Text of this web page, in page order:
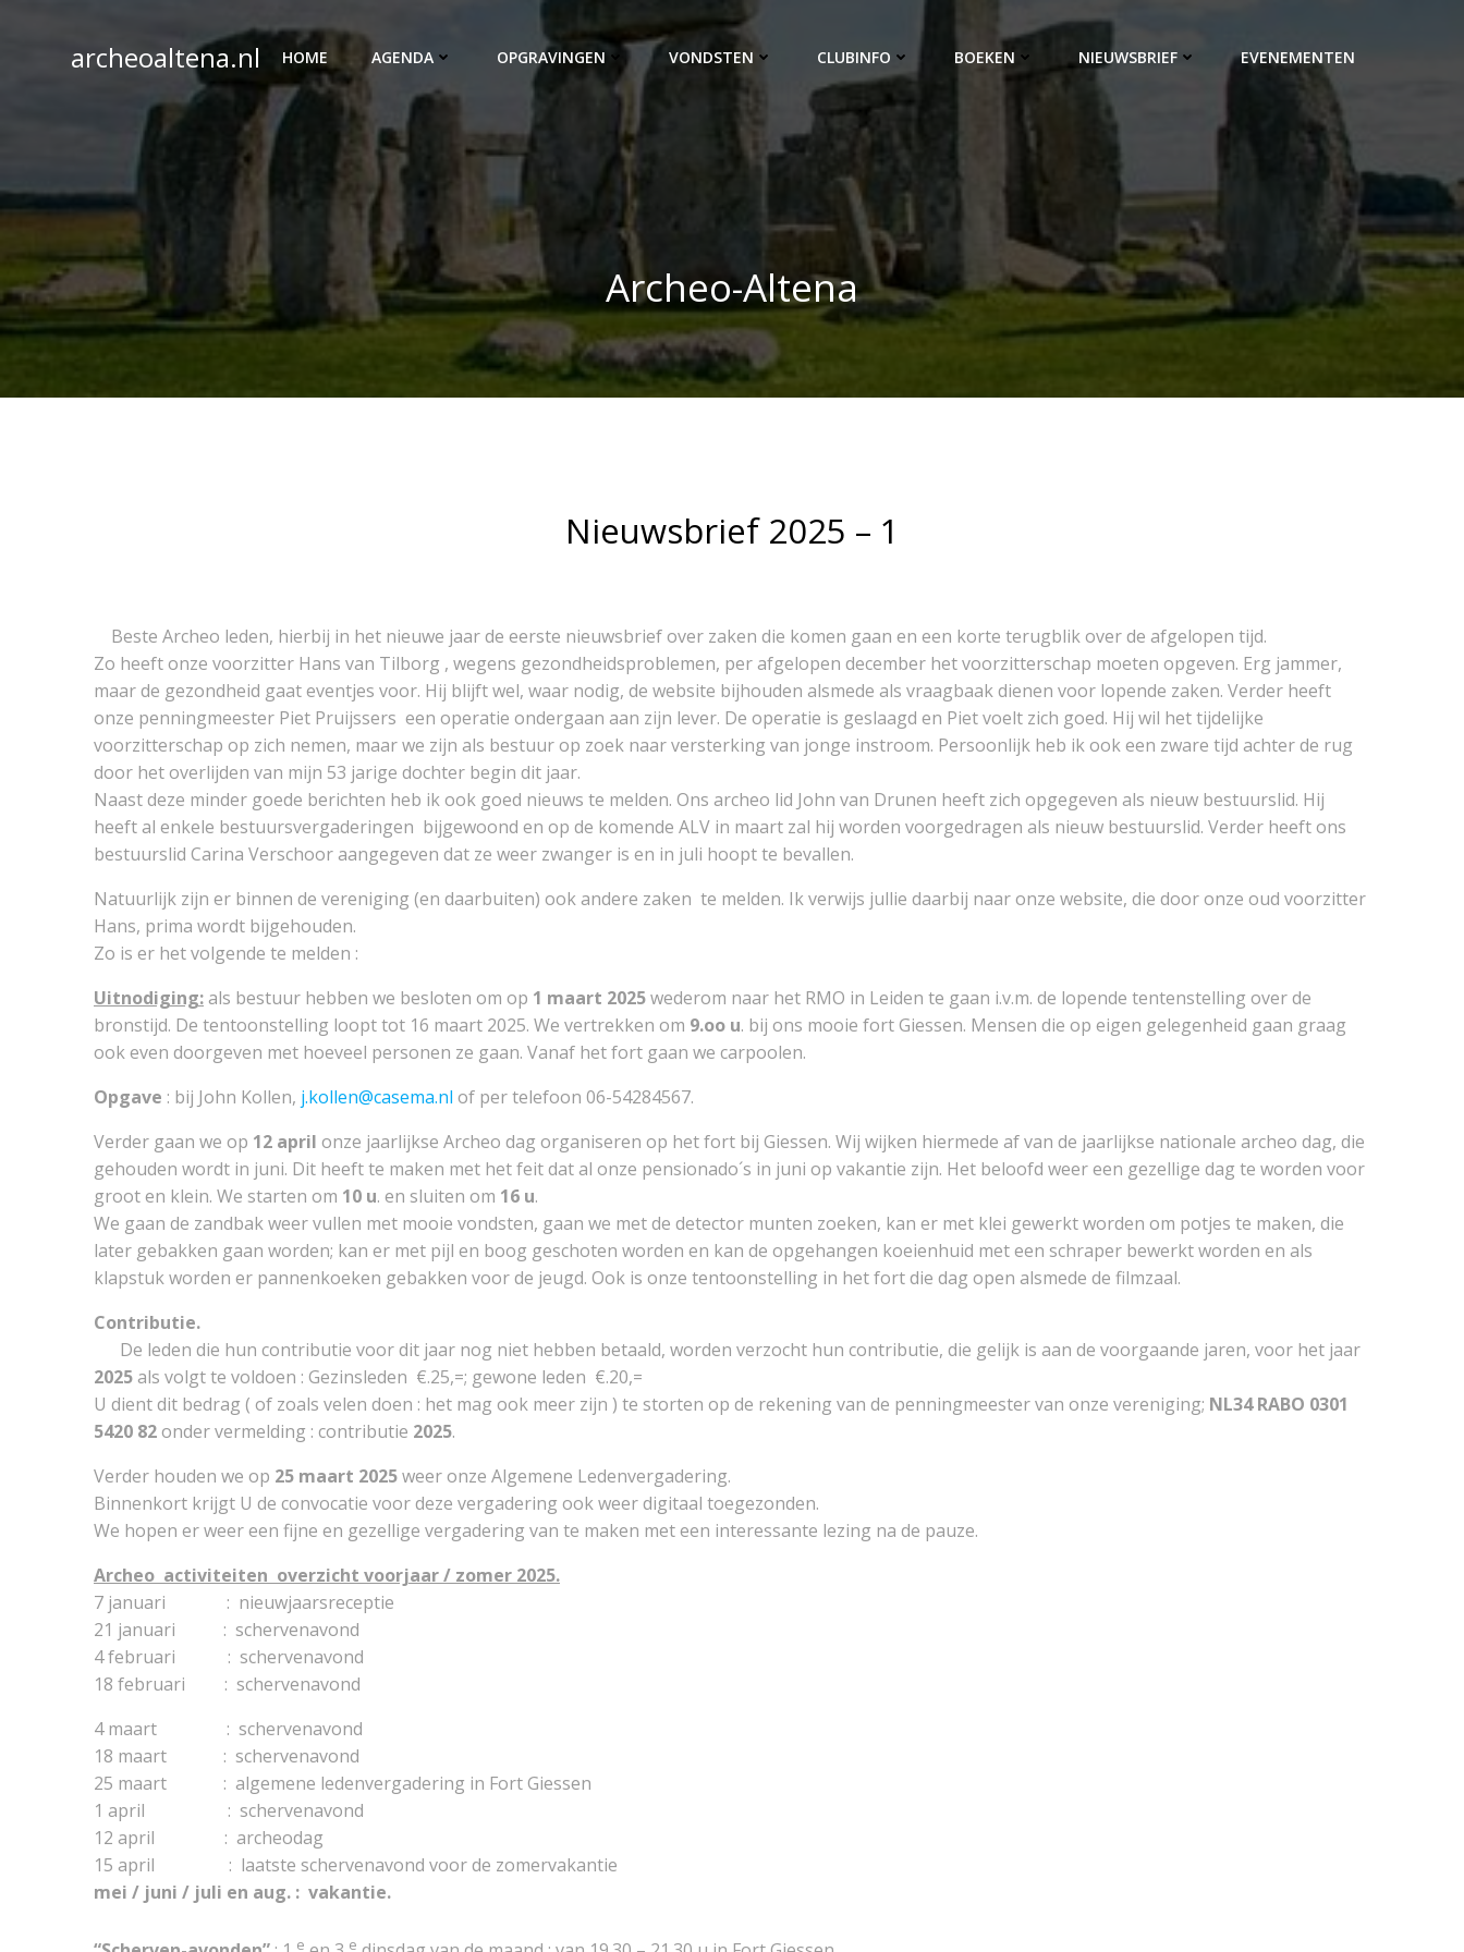
archeoaltena.nl HOME AGENDA OPGRAVINGEN VONDSTEN CLUBINFO BOEKEN NIEUWSBRIEF EVENEMENTEN
Archeo-Altena
Nieuwsbrief 2025 – 1
Beste Archeo leden, hierbij in het nieuwe jaar de eerste nieuwsbrief over zaken die komen gaan en een korte terugblik over de afgelopen tijd.
Zo heeft onze voorzitter Hans van Tilborg , wegens gezondheidsproblemen, per afgelopen december het voorzitterschap moeten opgeven. Erg jammer,
maar de gezondheid gaat eventjes voor. Hij blijft wel, waar nodig, de website bijhouden alsmede als vraagbaak dienen voor lopende zaken. Verder heeft
onze penningmeester Piet Pruijssers een operatie ondergaan aan zijn lever. De operatie is geslaagd en Piet voelt zich goed. Hij wil het tijdelijke
voorzitterschap op zich nemen, maar we zijn als bestuur op zoek naar versterking van jonge instroom. Persoonlijk heb ik ook een zware tijd achter de rug
door het overlijden van mijn 53 jarige dochter begin dit jaar.
Naast deze minder goede berichten heb ik ook goed nieuws te melden. Ons archeo lid John van Drunen heeft zich opgegeven als nieuw bestuurslid. Hij
heeft al enkele bestuursvergaderingen bijgewoond en op de komende ALV in maart zal hij worden voorgedragen als nieuw bestuurslid. Verder heeft ons
bestuurslid Carina Verschoor aangegeven dat ze weer zwanger is en in juli hoopt te bevallen.
Natuurlijk zijn er binnen de vereniging (en daarbuiten) ook andere zaken te melden. Ik verwijs jullie daarbij naar onze website, die door onze oud voorzitter
Hans, prima wordt bijgehouden.
Zo is er het volgende te melden :
Uitnodiging:als bestuur hebben we besloten om op 1 maart 2025wederom naar het RMO in Leiden te gaan i.v.m. de lopende tentenstelling over de
bronstijd. De tentoonstelling loopt tot 16 maart 2025. We vertrekken om 9.oo u. bij ons mooie fort Giessen. Mensen die op eigen gelegenheid gaan graag
ook even doorgeven met hoeveel personen ze gaan. Vanaf het fort gaan we carpoolen.
Opgave : bij John Kollen, j.kollen@casema.nl of per telefoon 06-54284567.
Verder gaan we op 12 april onze jaarlijkse Archeo dag organiseren op het fort bij Giessen. Wij wijken hiermede af van de jaarlijkse nationale archeo dag, die
gehouden wordt in juni. Dit heeft te maken met het feit dat al onze pensionado´s in juni op vakantie zijn. Het beloofd weer een gezellige dag te worden voor
groot en klein. We starten om 10 u. en sluiten om 16 u.
We gaan de zandbak weer vullen met mooie vondsten, gaan we met de detector munten zoeken, kan er met klei gewerkt worden om potjes te maken, die
later gebakken gaan worden; kan er met pijl en boog geschoten worden en kan de opgehangen koeienhuid met een schraper bewerkt worden en als
klapstuk worden er pannenkoeken gebakken voor de jeugd. Ook is onze tentoonstelling in het fort die dag open alsmede de filmzaal.
Contributie.
De leden die hun contributie voor dit jaar nog niet hebben betaald, worden verzocht hun contributie, die gelijk is aan de voorgaande jaren, voor het jaar
2025als volgt te voldoen : Gezinsleden €.25,=; gewone leden €.20,=
U dient dit bedrag ( of zoals velen doen : het mag ook meer zijn ) te storten op de rekening van de penningmeester van onze vereniging; NL34 RABO 0301
5420 82onder vermelding : contributie 2025.
Verder houden we op 25 maart 2025weer onze Algemene Ledenvergadering.
Binnenkort krijgt U de convocatie voor deze vergadering ook weer digitaal toegezonden.
We hopen er weer een fijne en gezellige vergadering van te maken met een interessante lezing na de pauze.
Archeo activiteiten overzicht voorjaar / zomer 2025.
7 januari : nieuwjaarsreceptie
21 januari : schervenavond
4 februari : schervenavond
18 februari : schervenavond
4 maart : schervenavond
18 maart : schervenavond
25 maart : algemene ledenvergadering in Fort Giessen
1 april : schervenavond
12 april : archeodag
15 april : laatste schervenavond voor de zomervakantie
mei / juni / juli en aug. : vakantie.
e e